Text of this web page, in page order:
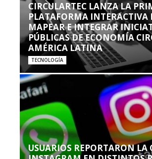
CIRCULARTEC LANZA LA
PLATAFORMA INTERACTIVA
MAPEAR E INTEGRAR
PÚBLICAS DE ECONOMÍA
AMÉRICA LATINA
TECNOLOGÍA
USUARIOS REPORTARON LA